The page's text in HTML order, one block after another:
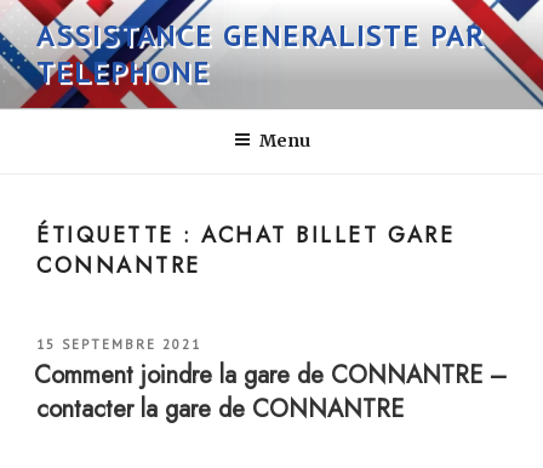
Aller
au
contenu
principal
ASSISTANCE GENERALISTE PAR
TELEPHONE
Menu
ÉTIQUETTE :ACHAT BILLET GARE
CONNANTRE
PUBLIÉ
LE
15 SEPTEMBRE 2021
Comment joindre la gare de CONNANTRE –
contacter la gare de CONNANTRE